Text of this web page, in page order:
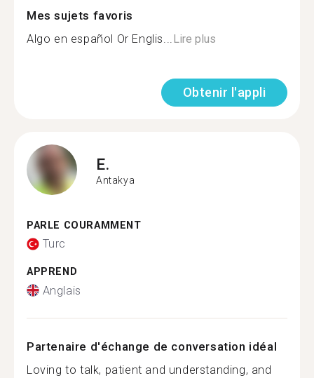
Mes sujets favoris
Algo en español Or Englis... Lire plus
Obtenir l'appli
E.
Antakya
PARLE COURAMMENT
Turc
APPREND
Anglais
Partenaire d'échange de conversation idéal
Loving to talk, patient and understanding, and